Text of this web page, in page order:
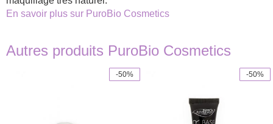
En savoir plus sur PuroBio Cosmetics
Autres produits PuroBio Cosmetics
-50% -50%